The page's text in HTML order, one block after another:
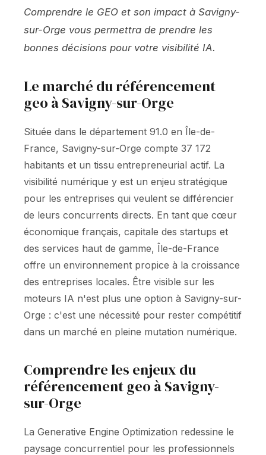
Comprendre le GEO et son impact à Savigny-
sur-Orge vous permettra de prendre les
bonnes décisions pour votre visibilité IA.
Le marché du référencement
geo à Savigny-sur-Orge
Située dans le département 91.0 en Île-de-
France, Savigny-sur-Orge compte 37 172
habitants et un tissu entrepreneurial actif. La
visibilité numérique y est un enjeu stratégique
pour les entreprises qui veulent se différencier
de leurs concurrents directs. En tant que cœur
économique français, capitale des startups et
des services haut de gamme, Île-de-France
offre un environnement propice à la croissance
des entreprises locales. Être visible sur les
moteurs IA n'est plus une option à Savigny-sur-
Orge : c'est une nécessité pour rester compétitif
dans un marché en pleine mutation numérique.
Comprendre les enjeux du
référencement geo à Savigny-
sur-Orge
La Generative Engine Optimization redessine le
paysage concurrentiel pour les professionnels